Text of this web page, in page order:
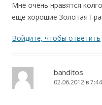
Мне очень нравятся
еще хорошие Золотая
Войдите, чтобы ответить
banditos
02.06.2012 в